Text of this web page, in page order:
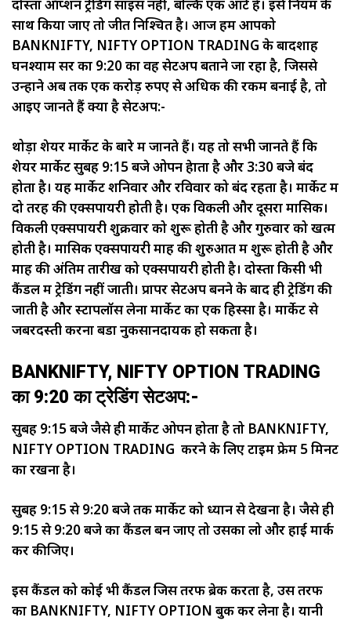
दोस्तों ऑप्शन ट्रेडिंग साइंस नहीं, बल्कि एक आर्ट है। इसे नियम के
साथ किया जाए तो जीत निश्चित है। आज हम आपको
BANKNIFTY, NIFTY OPTION TRADING के बादशाह
घनश्याम सर का 9:20 का वह सेटअप बताने जा रहा है, जिससे
उन्होंने अब तक एक करोड़ रुपए से अधिक की रकम बनाई है, तो
आइए जानते हैं क्या है सेटअप:-
थोड़ा शेयर मार्केट के बारे में जानते हैं। यह तो सभी जानते हैं कि
शेयर मार्केट सुबह 9:15 बजे ओपन हेाता है और 3:30 बजे बंद
होता है। यह मार्केट शनिवार और रविवार को बंद रहता है। मार्केट में
दो तरह की एक्सपायरी होती है। एक विकली और दूसरा मासिक।
विकली एक्सपायरी शुक्रवार को शुरू होती है और गुरुवार को खत्म
होती है। मासिक एक्सपायरी माह की शुरुआत में शुरू होती है और
माह की अंतिम तारीख को एक्सपायरी होती है। दोस्तों किसी भी
कैंडल में ट्रेडिंग नहीं जाती। प्रापर सेटअप बनने के बाद ही ट्रेडिंग की
जाती है और स्टापलॉस लेना मार्केट का एक हिस्सा है। मार्केट से
जबरदस्ती करना बडा नुकसानदायक हो सकता है।
BANKNIFTY, NIFTY OPTION TRADING
का 9:20 का ट्रेडिंग सेटअप:-
सुबह 9:15 बजे जैसे ही मार्केट ओपन होता है तो BANKNIFTY,
NIFTY OPTION TRADING करने के लिए टाइम फ्रेम 5 मिनट
का रखना है।
सुबह 9:15 से 9:20 बजे तक मार्केट को ध्यान से देखना है। जैसे ही
9:15 से 9:20 बजे का कैंडल बन जाए तो उसका लो और हाई मार्क
कर कीजिए।
इस कैंडल को कोई भी कैंडल जिस तरफ ब्रेक करता है, उस तरफ
का BANKNIFTY, NIFTY OPTION बुक कर लेना है। यानी